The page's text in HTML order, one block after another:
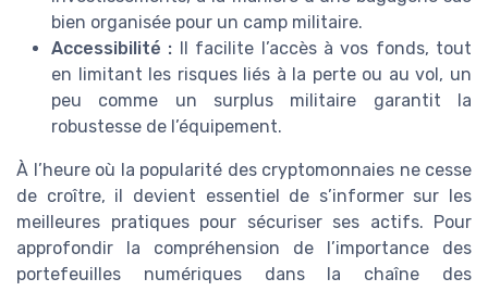
bien organisée pour un camp militaire.
Accessibilité : Il facilite l’accès à vos fonds, tout
en limitant les risques liés à la perte ou au vol, un
peu comme un surplus militaire garantit la
robustesse de l’équipement.
À l’heure où la popularité des cryptomonnaies ne cesse
de croître, il devient essentiel de s’informer sur les
meilleures pratiques pour sécuriser ses actifs. Pour
approfondir la compréhension de l’importance des
portefeuilles numériques dans la chaîne des